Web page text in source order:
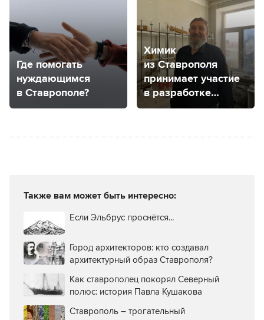
Где помогать
нуждающимся
в Ставрополе?
Химик
из Ставрополя
принимает участие
в разработке
вещества против
Также вам может быть интересно:
Если Эльбрус проснётся...
Город архитекторов: кто создавал
архитектурный образ Ставрополя?
Как ставрополец покорял Северный
полюс: история Павла Кушакова
Ставрополь – трогательный